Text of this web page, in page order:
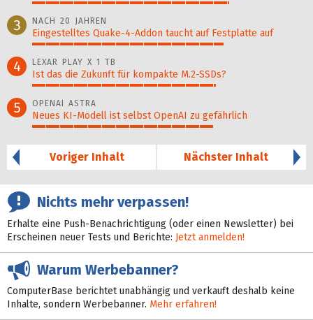
3 NACH 20 JAHREN
Eingestelltes Quake-4-Addon taucht auf Festplatte auf
4 LEXAR PLAY X 1 TB
Ist das die Zukunft für kompakte M.2-SSDs?
5 OPENAI ASTRA
Neues KI-Modell ist selbst OpenAI zu gefährlich
Voriger Inhalt
Nächster Inhalt
Nichts mehr verpassen!
Erhalte eine Push-Benachrichtigung (oder einen Newsletter) bei
Erscheinen neuer Tests und Berichte: Jetzt anmelden!
Warum Werbebanner?
ComputerBase berichtet unabhängig und verkauft deshalb keine
Inhalte, sondern Werbebanner. Mehr erfahren!